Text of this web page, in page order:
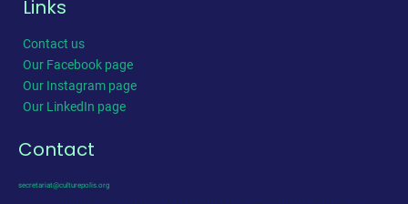
Links
Contact us
Our Facebook page
Our Instagram page
Our LinkedIn page
Contact
secretariat@culturepolis.org